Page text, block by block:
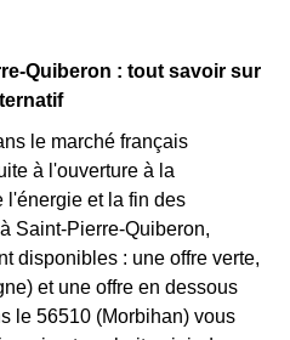
Quiberon : tout savoir sur
le marché français
à l'ouverture à la
l'énergie et la fin des
Saint-Pierre-Quiberon,
disponibles : une offre verte,
et une offre en dessous
le 56510 (Morbihan) vous